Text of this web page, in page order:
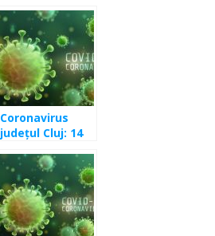
Coronavirus
județul Cluj: 14
ultimele 24 de
ore